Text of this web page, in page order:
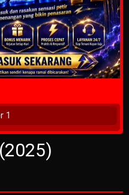
4 Wait Time
1